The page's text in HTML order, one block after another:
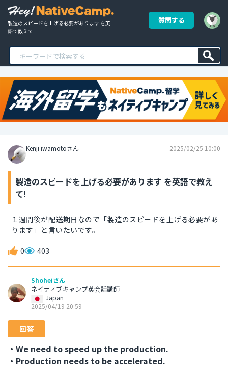
製造のスピードを上げる必要があります を英
語で教えて!
質問する
Kenji iwamotoさん 2025/02/25 10:00
製造のスピードを上げる必要があります を英語で教え
て!
１週間後が配送期日なので「製造のスピードを上げる必要があ
ります」と言いたいです。
0 403
Shoheiさん
ネイティブキャンプ英会話講師
Japan
2025/04/19 20:59
回答
・We need to speed up the production.
・Production needs to be accelerated.